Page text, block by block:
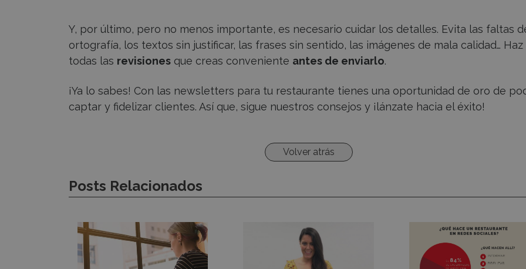
Y, por último, pero no menos importante, es necesario cuidar los detalles. Evita las faltas
ortografía, los textos sin justificar, las frases sin sentido, las imágenes de mala calidad… Haz
todas las revisiones que creas conveniente antes de enviarlo.
¡Ya lo sabes! Con las newsletters para tu restaurante tienes una oportunidad de oro de
captar y fidelizar clientes. Así que, sigue nuestros consejos y ¡lánzate hacia el éxito!
Volver atrás
Posts Relacionados
¿Cómo
contar
la
Copywriting
gastronómico
para
construir